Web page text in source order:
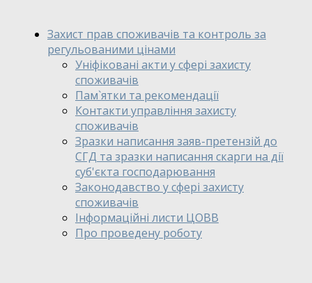
Захист прав споживачів та контроль за
регульованими цінами
Уніфіковані акти у сфері захисту
споживачів
Пам`ятки та рекомендації
Контакти управління захисту
споживачів
Зразки написання заяв-претензій до
СГД та зразки написання скарги на дії
суб'єкта господарювання
Законодавство у сфері захисту
споживачів
Інформаційні листи ЦОВВ
Про проведену роботу